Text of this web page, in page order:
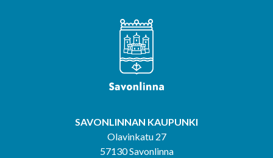
SAVONLINNAN KAUPUNKI
Olavinkatu 27
57130 Savonlinna